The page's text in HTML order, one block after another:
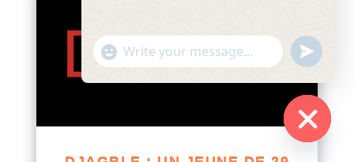
"+chaty_settings.lang.emoji_picker+"
WhatsApp
undefined